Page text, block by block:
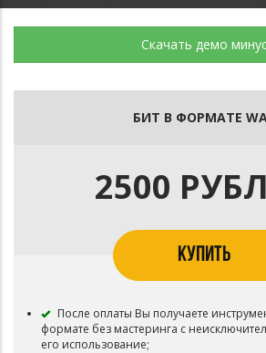
Скачать демо
БИТ В ФОРМАТЕ
2500
КУПИТЬ
После оплаты Вы получаете
формате без мастеринга с
его использование;